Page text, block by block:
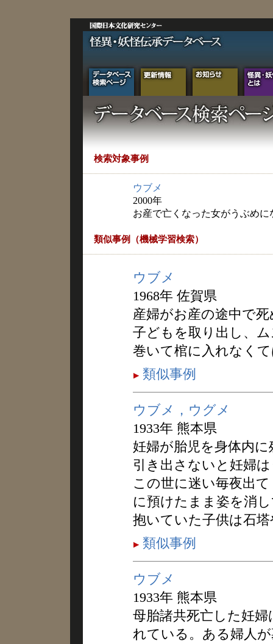
検索対象事例
ウブメ
2000年
お産で亡くなった女がうぶめ
類似事例（機械学習検索）
ウブメ
1968年 佐賀県
産婦がお産の途中で
子どもを取り出し、
巻いて棺に入れなく
類似事例
ウブメ，ウグメ
1933年 熊本県
妊婦が胎児を身体内
引き出さないと妊婦
この世に迷い毎夜出
に預けたまま姿を消
抱いていた子供は石
類似事例
ウブメ
1933年 熊本県
母胎諸共死亡した妊
れている。ある婦人